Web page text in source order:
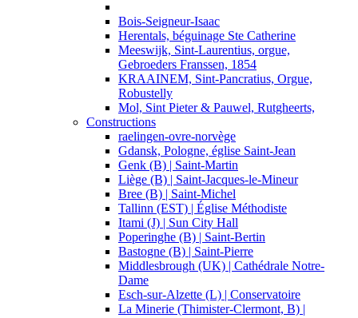
Bois-Seigneur-Isaac
Herentals, béguinage Ste Catherine
Meeswijk, Sint-Laurentius, orgue,
Gebroeders Franssen, 1854
KRAAINEM, Sint-Pancratius, Orgue,
Robustelly
Mol, Sint Pieter & Pauwel, Rutgheerts,
Constructions
raelingen-ovre-norvège
Gdansk, Pologne, église Saint-Jean
Genk (B) | Saint-Martin
Liège (B) | Saint-Jacques-le-Mineur
Bree (B) | Saint-Michel
Tallinn (EST) | Église Méthodiste
Itami (J) | Sun City Hall
Poperinghe (B) | Saint-Bertin
Bastogne (B) | Saint-Pierre
Middlesbrough (UK) | Cathédrale Notre-
Dame
Esch-sur-Alzette (L) | Conservatoire
La Minerie (Thimister-Clermont, B) |